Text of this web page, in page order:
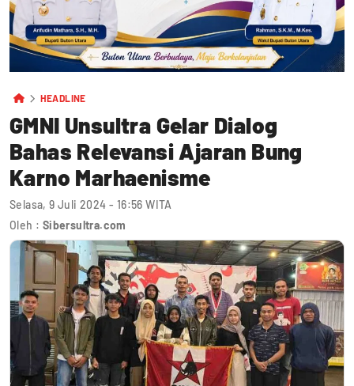
HEADLINE
GMNI Unsultra Gelar Dialog
Bahas Relevansi Ajaran Bung
Karno Marhaenisme
Selasa, 9 Juli 2024 - 16:56 WITA
Oleh : Sibersultra.com